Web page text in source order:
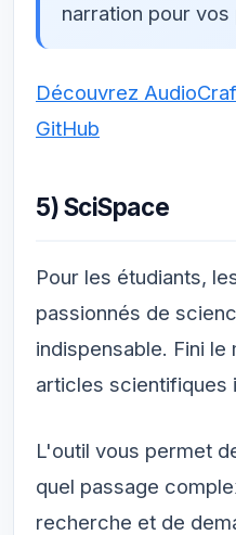
narration pour vos
Découvrez
GitHub
5) SciSpace
Pour les étudiants,
passionnés de
indispensable. Fini
articles scientifiques
L'outil vous permet
quel passage
recherche et de